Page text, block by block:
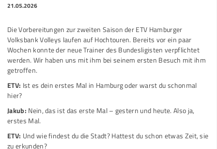
21.05.2026
Die Vorbereitungen zur zweiten Saison der ETV Hamburger
Volksbank Volleys laufen auf Hochtouren. Bereits vor ein paar
Wochen konnte der neue Trainer des Bundesligisten verpflichtet
werden. Wir haben uns mit ihm bei seinem ersten Besuch mit ihm
getroffen.
ETV: Ist es dein erstes Mal in Hamburg oder warst du schonmal
hier?
Jakub: Nein, das ist das erste Mal – gestern und heute. Also ja,
erstes Mal.
ETV: Und wie findest du die Stadt? Hattest du schon etwas Zeit, sie
zu erkunden?